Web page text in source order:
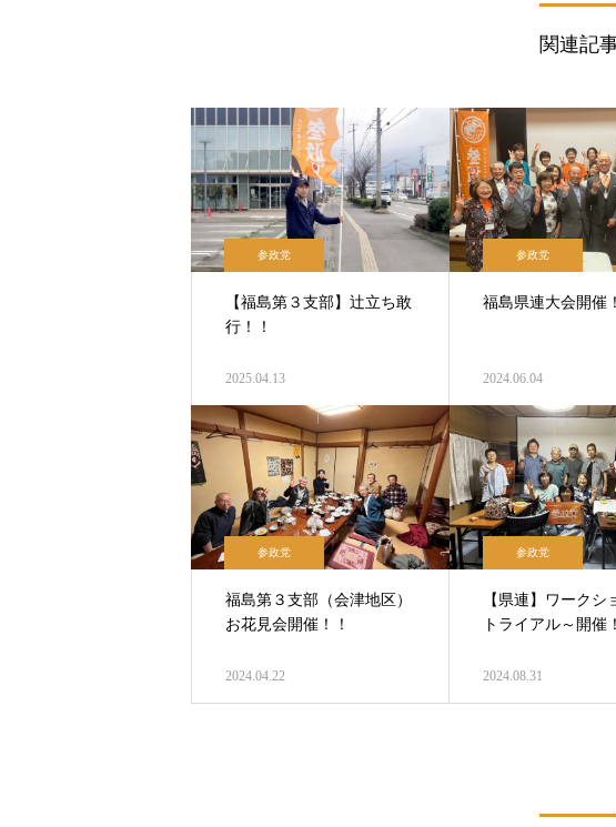
関連記
参政党
【福島第３支部】辻立ち敢
行！！
2025.04.13
参政党
福島県連大会開催
2024.06.04
参政党
福島第３支部（会津地区）
お花見会開催！！
2024.04.22
参政党
【県連】ワークシ
トライアル～開催
2024.08.31